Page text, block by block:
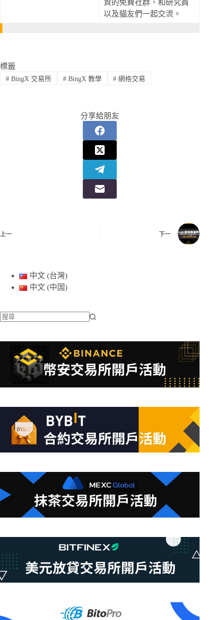
資的免費社群，和研究員
以及貓友們一起交流。
標籤
#BingX 交易所 #BingX 教學 # 網格交易
分享給朋友
上一 下一
中文 (台灣)
中文 (中国)
不
條